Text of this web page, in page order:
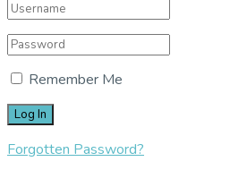
Remember Me
Forgotten Password?